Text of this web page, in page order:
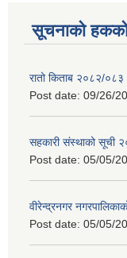
सूचनाको
रातो किताब २०८२/
Post date: 09/26/
सहकारी संस्थाको सूची
Post date: 05/05/
वीरेन्द्रनगर
Post date: 05/05/